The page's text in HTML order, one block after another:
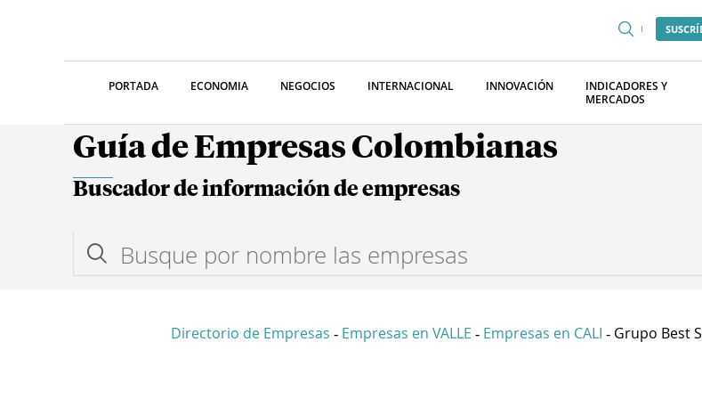
PORTADA ECONOMIA NEGOCIOS INTERNACIONAL INNOVACIÓN
INDICADORES Y
MERCADOS
Guía de Empresas Colombianas
Buscador de información de empresas
Directorio de Empresas - Empresas en VALLE - Empresas en CALI - Grupo Best